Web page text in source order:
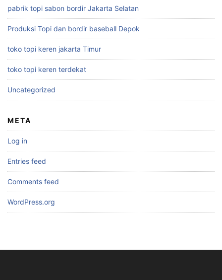
pabrik topi sabon bordir Jakarta Selatan
Produksi Topi dan bordir baseball Depok
toko topi keren jakarta Timur
toko topi keren terdekat
Uncategorized
META
Log in
Entries feed
Comments feed
WordPress.org